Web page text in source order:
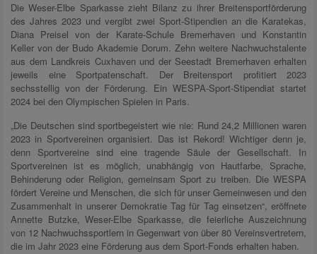
Die Weser-Elbe Sparkasse zieht Bilanz zu ihrer Breitensportförderung
des Jahres 2023 und vergibt zwei Sport-Stipendien an die Karatekas,
Diana Preisel von der Karate-Schule Bremerhaven und Konstantin
Keller von der Budo Akademie Dorum. Zehn weitere Nachwuchstalente
aus dem Landkreis Cuxhaven und der Seestadt Bremerhaven erhalten
jeweils eine Sportpatenschaft. Der Breitensport profitiert 2023
sechsstellig von der Förderung. Ein WESPA-Sport-Stipendiat startet
2024 bei den Olympischen Spielen in Paris.
„Die Deutschen sind sportbegeistert wie nie: Rund 24,2 Millionen waren
2023 in Sportvereinen organisiert. Das ist Rekord! Wichtiger denn je,
denn Sportvereine sind eine tragende Säule der Gesellschaft. In
Sportvereinen ist es möglich, unabhängig von Hautfarbe, Sprache,
Behinderung oder Religion, gemeinsam Sport zu treiben. Die WESPA
fördert Vereine und Menschen, die sich für unser Gemeinwesen und den
Zusammenhalt in unserer Demokratie Tag für Tag einsetzen“, eröffnete
Annette Butzke, Weser-Elbe Sparkasse, die feierliche Auszeichnung
von 12 Nachwuchssportlern in Gegenwart von über 80 Vereinsvertretern,
die im Jahr 2023 eine Förderung aus dem Sport-Fonds erhalten haben.